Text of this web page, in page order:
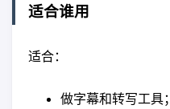
适合谁用
适合：
做字幕和转写工具；